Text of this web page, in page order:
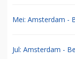
Mei: Amsterdam -
Jul: Amsterdam -